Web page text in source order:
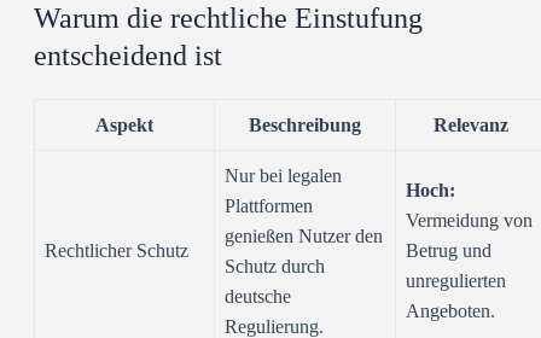
Warum die rechtliche Einstufung
entscheidend ist
Aspekt Beschreibung Relevanz
Rechtlicher Schutz
Nur bei legalen
Plattformen
genießen Nutzer den
Schutz durch
deutsche
Regulierung.
Hoch:
Vermeidung von
Betrug und
unregulierten
Angeboten.